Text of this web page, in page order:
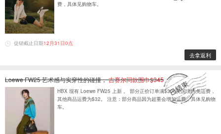
费，具体见购物车。
促销截止日期12月31日0点
去拿返利
Loewe FW25 艺术感与实穿性的碰撞，吉赛尔同款围巾$345
HBX 现有 Loewe FW25 上新 。 部分正价订单满$300美国境内免运费，
其他商品运费为$32。 注意：部分商品因为超重会增加运费，具体见购物
车。